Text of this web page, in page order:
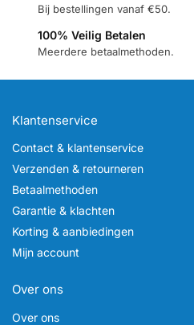
Bij bestellingen vanaf €50.
100% Veilig Betalen
Meerdere betaalmethoden.
Klantenservice
Contact & klantenservice
Verzenden & retourneren
Betaalmethoden
Garantie & klachten
Korting & aanbiedingen
Mijn account
Over ons
Over ons